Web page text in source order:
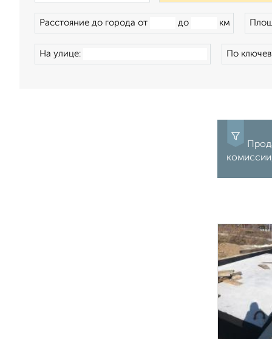
Расстояние до города от до км
На улице: По